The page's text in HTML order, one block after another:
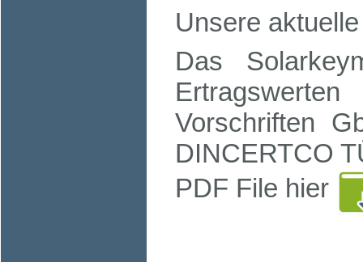
Unsere
Das
Vorschriften
DINCERTCO
PDF File hier